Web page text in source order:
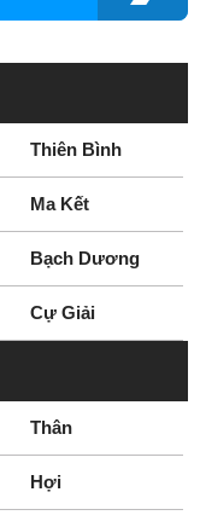
Thiên Bình
Ma Kết
Bạch Dương
Cự Giải
Thân
Hợi